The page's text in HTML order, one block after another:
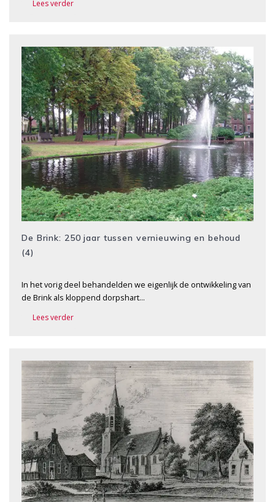
Lees verder
De Brink: 250 jaar tussen vernieuwing en behoud
(4)
In het vorig deel behandelden we eigenlijk de ontwikkeling van
de Brink als kloppend dorpshart…
Lees verder